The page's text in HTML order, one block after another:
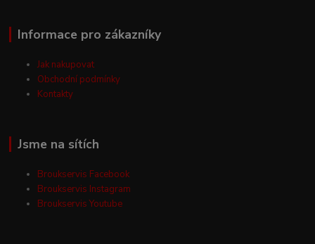
Informace pro zákazníky
Jak nakupovat
Obchodní podmínky
Kontakty
Jsme na sítích
Broukservis Facebook
Broukservis Instagram
Broukservis Youtube